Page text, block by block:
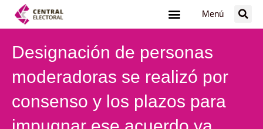
Menú
Designación de personas
moderadoras se realizó por
consenso y los plazos para